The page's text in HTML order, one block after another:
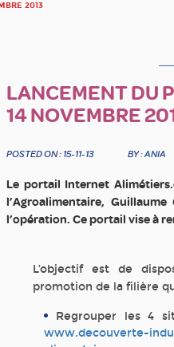
2013
LANCEMENT DU
14 NOVEMBRE
POSTED ON : 15-11-13 BY : ANIA
Le portail Internet
l’Agroalimentaire,
l’opération. Ce portail vise à
L’objectif est de
promotion de la filière
Regrouper les 4
www.decouverte-